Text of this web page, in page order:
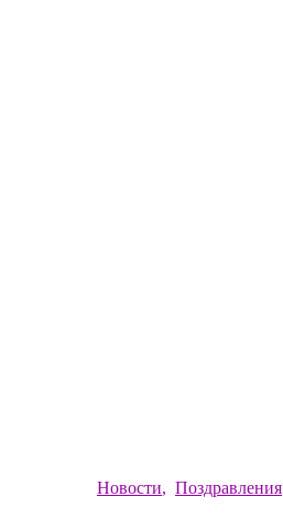
Новости, Поздравления